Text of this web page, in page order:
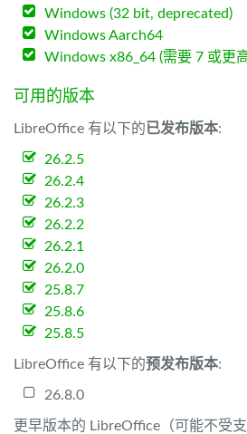
Windows (32 bit, deprecated)
Windows Aarch64
Windows x86_64 (需要 7 或更
可用的版本
LibreOffice 有以下的已发布版本:
26.2.5
26.2.4
26.2.3
26.2.2
26.2.1
26.2.0
25.8.7
25.8.6
25.8.5
LibreOffice 有以下的预发布版本:
26.8.0
更早版本的 LibreOffice（可能不受